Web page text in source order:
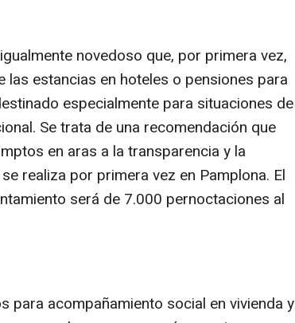
novedoso que, por primera vez,
estancias en hoteles o pensiones para
especialmente para situaciones de
Se trata de una recomendación que
en aras a la transparencia y la
realiza por primera vez en Pamplona. El
será de 7.000 pernoctaciones al
para acompañamiento social en vivienda y